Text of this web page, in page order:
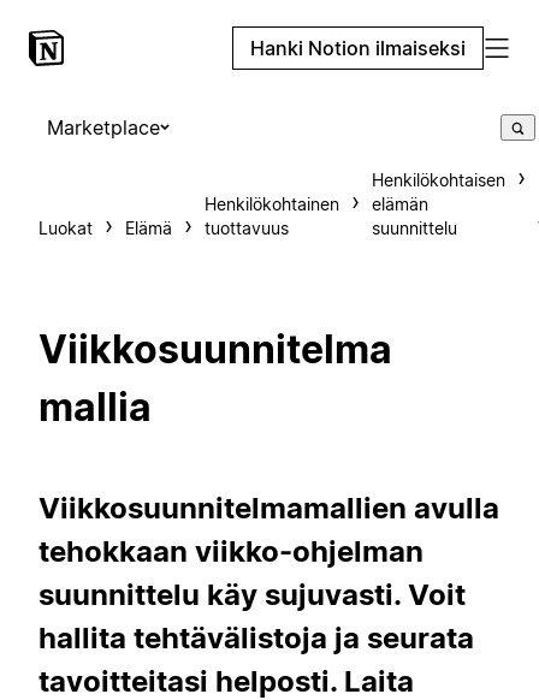
Hanki Notion ilmaiseksi
Marketplace
Luokat Elämä
Henkilökohtainen
tuottavuus
Henkilökohtaisen
elämän
suunnittelu
Viikkosuunnitelma
mallia
Viikkosuunnitelmamallien avulla
tehokkaan viikko-ohjelman
suunnittelu käy sujuvasti. Voit
hallita tehtävälistoja ja seurata
tavoitteitasi helposti. Laita